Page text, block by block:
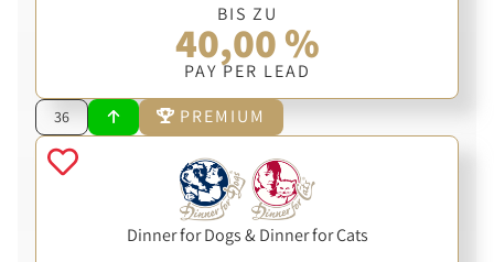
BIS ZU
40,00 %
PAY PER LEAD
36 PREMIUM
Dinner for Dogs & Dinner for Cats